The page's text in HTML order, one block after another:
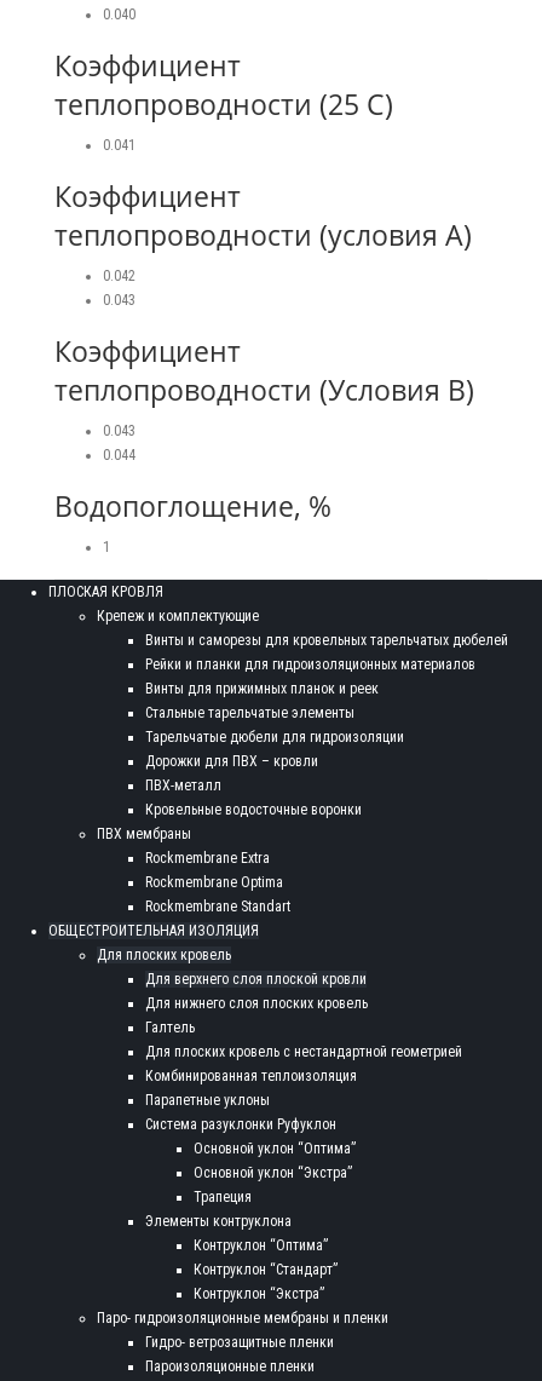
0.040
Коэффициент
теплопроводности (25 С)
0.041
Коэффициент
теплопроводности (условия А)
0.042
0.043
Коэффициент
теплопроводности (Условия В)
0.043
0.044
Водопоглощение, %
1
ПЛОСКАЯ КРОВЛЯ
Крепеж и комплектующие
Винты и саморезы для кровельных тарельчатых дюбелей
Рейки и планки для гидроизоляционных материалов
Винты для прижимных планок и реек
Стальные тарельчатые элементы
Тарельчатые дюбели для гидроизоляции
Дорожки для ПВХ – кровли
ПВХ-металл
Кровельные водосточные воронки
ПВХ мембраны
Rockmembrane Extra
Rockmembrane Optima
Rockmembrane Standart
ОБЩЕСТРОИТЕЛЬНАЯ ИЗОЛЯЦИЯ
Для плоских кровель
Для верхнего слоя плоской кровли
Для нижнего слоя плоских кровель
Галтель
Для плоских кровель с нестандартной геометрией
Комбинированная теплоизоляция
Парапетные уклоны
Система разуклонки Руфуклон
Основной уклон “Оптима”
Основной уклон “Экстра”
Трапеция
Элементы контруклона
Контруклон “Оптима”
Контруклон “Стандарт”
Контруклон “Экстра”
Паро- гидроизоляционные мембраны и пленки
Гидро- ветрозащитные пленки
Пароизоляционные пленки